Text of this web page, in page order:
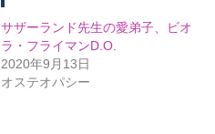
サザーランド先生の愛弟子、ビオ
ラ・フライマンD.O.
2020年9月13日
オステオパシー